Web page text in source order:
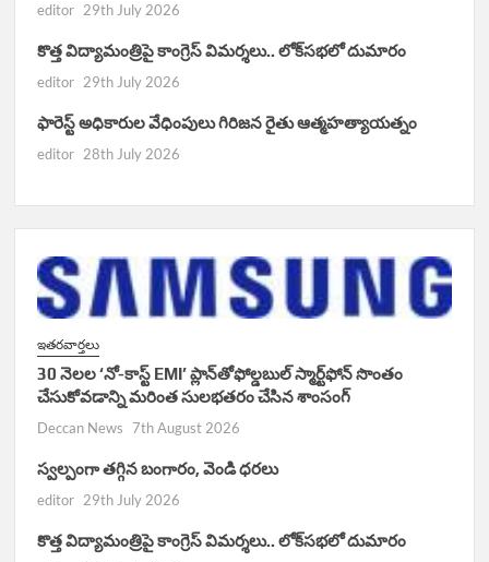
editor 29th July 2026
కొత్త విద్యామంత్రిపై కాంగ్రెస్ విమర్శలు.. లోక్‌సభలో దుమారం
editor 29th July 2026
ఫారెస్ట్ అధికారుల వేధింపులు గిరిజన రైతు ఆత్మహత్యాయత్నం
editor 28th July 2026
ఇతరవార్తలు
30 నెలల ‘నో-కాస్ట్ EMI’ ప్లాన్‌తోఫోల్డబుల్ స్మార్ట్‌ఫోన్ సొంతం
చేసుకోవడాన్ని మరింత సులభతరం చేసిన శాంసంగ్
Deccan News 7th August 2026
స్వల్పంగా తగ్గిన బంగారం, వెండి ధరలు
editor 29th July 2026
కొత్త విద్యామంత్రిపై కాంగ్రెస్ విమర్శలు.. లోక్‌సభలో దుమారం